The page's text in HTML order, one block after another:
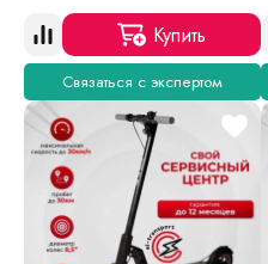
Купить
Связаться с экспертом